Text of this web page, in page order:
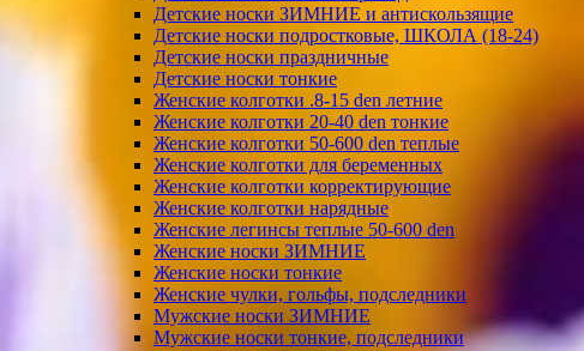
Детские носки ЗИМНИЕ и антискользящие
Детские носки подростковые, ШКОЛА (18-24)
Детские носки праздничные
Детские носки тонкие
Женские колготки .8-15 den летние
Женские колготки 20-40 den тонкие
Женские колготки 50-600 den теплые
Женские колготки для беременных
Женские колготки корректирующие
Женские колготки нарядные
Женские легинсы теплые 50-600 den
Женские носки ЗИМНИЕ
Женские носки тонкие
Женские чулки, гольфы, подследники
Мужские носки ЗИМНИЕ
Мужские носки тонкие, подследники